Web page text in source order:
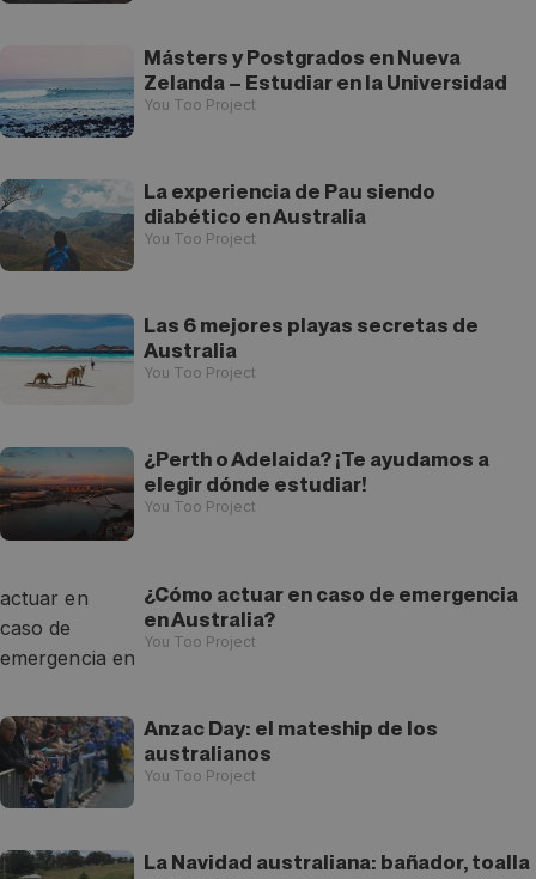
Másters y Postgrados en Nueva
Zelanda – Estudiar en la Universidad
You Too Project
La experiencia de Pau siendo
diabético en Australia
You Too Project
Las 6 mejores playas secretas de
Australia
You Too Project
¿Perth o Adelaida? ¡Te ayudamos a
elegir dónde estudiar!
You Too Project
¿Cómo actuar en caso de emergencia
en Australia?
You Too Project
Anzac Day: el mateship de los
australianos
You Too Project
La Navidad australiana: bañador, toalla